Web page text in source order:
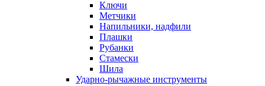
Ключи
Метчики
Напильники, надфили
Плашки
Рубанки
Стамески
Шила
Ударно-рычажные инструменты